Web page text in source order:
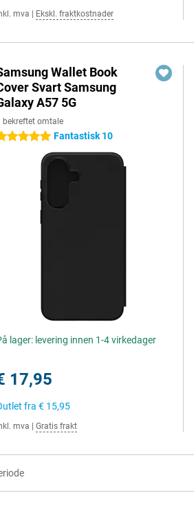
mva Ekskl. fraktkostnader
Wallet Book
Svart Samsung
A57 5G
bekreftet omtale
stjerner Fantastisk 10
lager: levering innen 1-4 virkedager
17,95
fra€ 15,95
mva Gratis frakt